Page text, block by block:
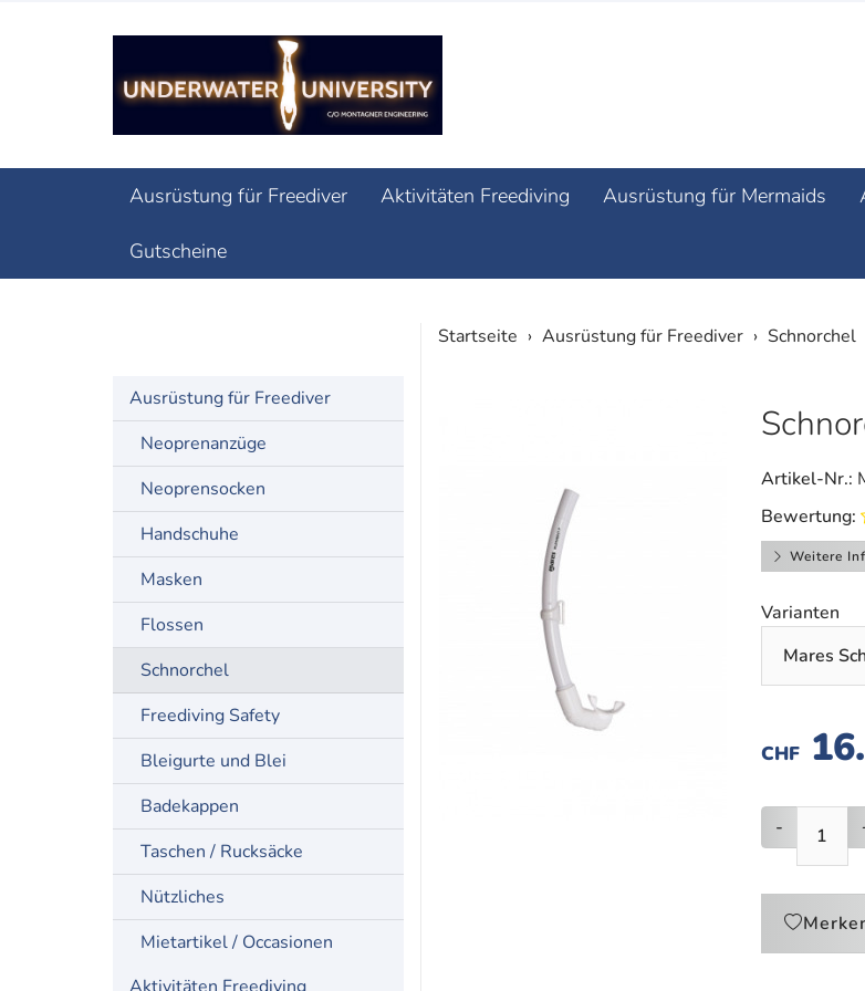
Ausrüstung für Freediver Aktivitäten Freediving Ausrüstung für Mermaids
Gutscheine
Startseite Ausrüstung für Freediver Schnorchel
Artikel-Nr.:
Bewertung:
Weitere
Varianten
CHF
-
Ausrüstung für Freediver
Neoprenanzüge
Neoprensocken
Handschuhe
Masken
Flossen
Schnorchel
Freediving Safety
Bleigurte und Blei
Badekappen
Taschen / Rucksäcke
Nützliches
Mietartikel / Occasionen